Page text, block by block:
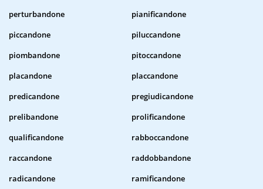
perturbandone
pianificandone
piccandone
piluccandone
piombandone
pitoccandone
placandone
placcandone
predicandone
pregiudicandone
prelibandone
prolificandone
qualificandone
rabboccandone
raccandone
raddobbandone
radicandone
ramificandone